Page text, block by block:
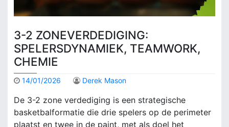
3-2 ZONEVERDEDIGING:
SPELERSDYNAMIEK, TEAMWORK,
CHEMIE
14/01/2026 Derek Mason
De 3-2 zone verdediging is een strategische
basketbalformatie die drie spelers op de perimeter
plaatst en twee in de paint, met als doel het